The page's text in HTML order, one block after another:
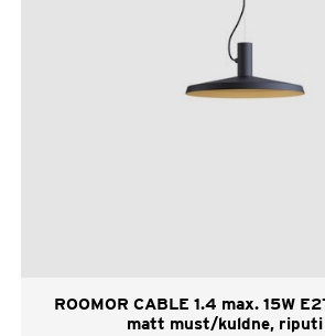
ROOMOR CABLE 1.4 max. 15W
matt must/kuldne, riputi